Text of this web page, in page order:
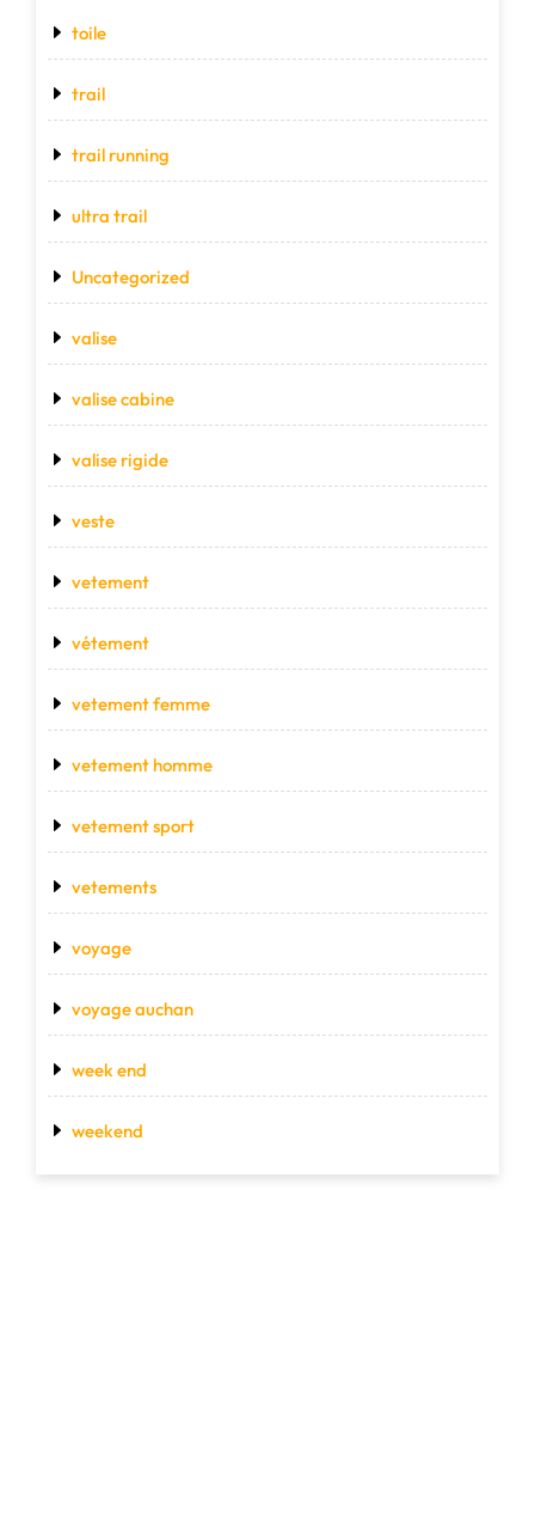
toile
trail
trail running
ultra trail
Uncategorized
valise
valise cabine
valise rigide
veste
vetement
vétement
vetement femme
vetement homme
vetement sport
vetements
voyage
voyage auchan
week end
weekend